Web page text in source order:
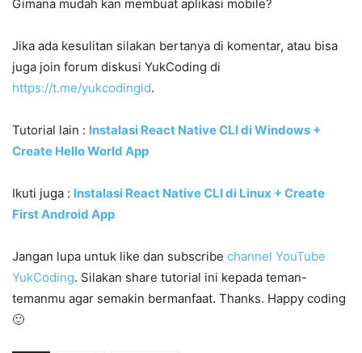
Gimana mudah kan membuat aplikasi mobile?
Jika ada kesulitan silakan bertanya di komentar, atau bisa
juga join forum diskusi YukCoding di
https://t.me/yukcodingid.
Tutorial lain : Instalasi React Native CLI di Windows +
Create Hello World App
Ikuti juga : Instalasi React Native CLI di Linux + Create
First Android App
Jangan lupa untuk like dan subscribe channel YouTube
YukCoding. Silakan share tutorial ini kepada teman-
temanmu agar semakin bermanfaat. Thanks. Happy coding
🙂